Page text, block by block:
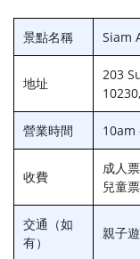
景點名稱 Siam
地址
203
營業時間 10am
收費
成人
兒童
交通（如
有）
親子